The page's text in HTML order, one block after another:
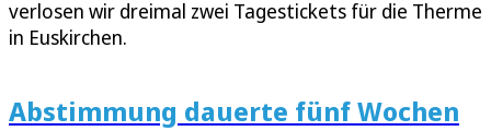
verlosen wir dreimal zwei Tagestickets für die Therme
in Euskirchen.
Abstimmung dauerte fünf Wochen